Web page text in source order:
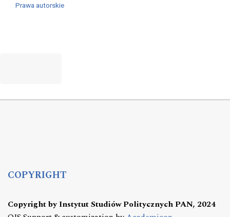
Prawa autorskie
COPYRIGHT
Copyright by Instytut Studiów Politycznych PAN, 2024